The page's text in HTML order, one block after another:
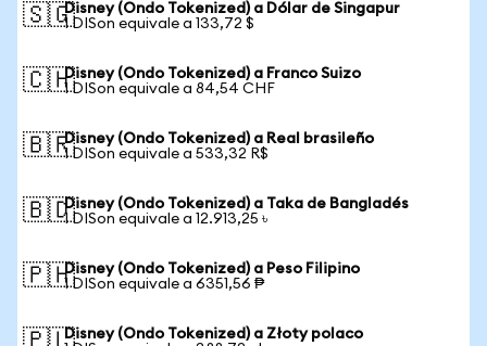
🇸🇬Disney (Ondo Tokenized) a Dólar de Singapur
1 DISon equivale a 133,72 $
🇨🇭Disney (Ondo Tokenized) a Franco Suizo
1 DISon equivale a 84,54 CHF
🇧🇷Disney (Ondo Tokenized) a Real brasileño
1 DISon equivale a 533,32 R$
🇧🇩Disney (Ondo Tokenized) a Taka de Bangladés
1 DISon equivale a 12.913,25 ৳
🇵🇭Disney (Ondo Tokenized) a Peso Filipino
1 DISon equivale a 6351,56 ₱
Disney (Ondo Tokenized) a Złoty polaco